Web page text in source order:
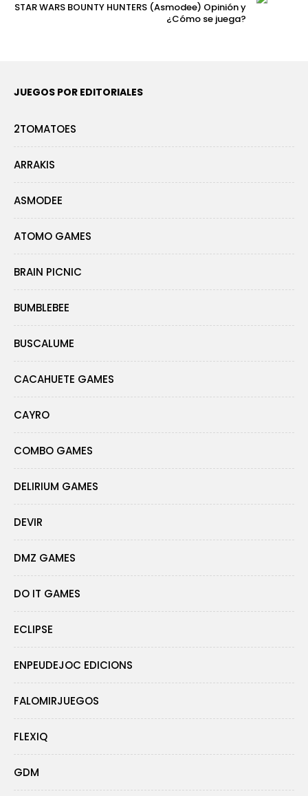
STAR WARS BOUNTY HUNTERS (Asmodee) Opinión y
¿Cómo se juega?
JUEGOS POR EDITORIALES
2TOMATOES
ARRAKIS
ASMODEE
ATOMO GAMES
BRAIN PICNIC
BUMBLEBEE
BUSCALUME
CACAHUETE GAMES
CAYRO
COMBO GAMES
DELIRIUM GAMES
DEVIR
DMZ GAMES
DO IT GAMES
ECLIPSE
ENPEUDEJOC EDICIONS
FALOMIRJUEGOS
FLEXIQ
GDM